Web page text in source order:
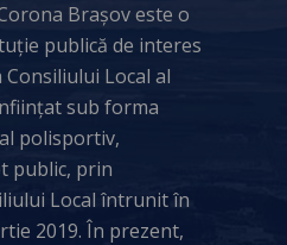
Brașov este o
publică de interes
Local al
sub forma
polisportiv,
public, prin
Local întrunit în
2019. În prezent,